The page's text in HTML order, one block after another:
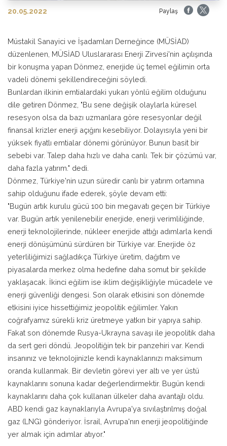
20.05.2022 Paylaş
Müstakil Sanayici ve İşadamları Derneğince (MÜSİAD)
düzenlenen, MÜSİAD Uluslararası Enerji Zirvesi'nin açılışında
bir konuşma yapan Dönmez, enerjide üç temel eğilimin orta
vadeli dönemi şekillendireceğini söyledi.
Bunlardan ilkinin emtialardaki yukarı yönlü eğilim olduğunu
dile getiren Dönmez, "Bu sene değişik olaylarla küresel
resesyon olsa da bazı uzmanlara göre resesyonlar değil
finansal krizler enerji açığını kesebiliyor. Dolayısıyla yeni bir
yüksek fiyatlı emtialar dönemi görünüyor. Bunun basit bir
sebebi var. Talep daha hızlı ve daha canlı. Tek bir çözümü var,
daha fazla yatırım." dedi.
Dönmez, Türkiye'nin uzun süredir canlı bir yatırım ortamına
sahip olduğunu ifade ederek, şöyle devam etti:
"Bugün artık kurulu gücü 100 bin megavatı geçen bir Türkiye
var. Bugün artık yenilenebilir enerjide, enerji verimliliğinde,
enerji teknolojilerinde, nükleer enerjide attığı adımlarla kendi
enerji dönüşümünü sürdüren bir Türkiye var. Enerjide öz
yeterliliğimizi sağladıkça Türkiye üretim, dağıtım ve
piyasalarda merkez olma hedefine daha somut bir şekilde
yaklaşacak. İkinci eğilim ise iklim değişikliğiyle mücadele ve
enerji güvenliği dengesi. Son olarak etkisini son dönemde
etkisini iyice hissettiğimiz jeopolitik eğilimler. Yakın
coğrafyamız sürekli kriz üretmeye yatkın bir yapıya sahip.
Fakat son dönemde Rusya-Ukrayna savaşı ile jeopolitik daha
da sert geri döndü. Jeopolitiğin tek bir panzehiri var. Kendi
insanınız ve teknolojinizle kendi kaynaklarınızı maksimum
oranda kullanmak. Bir devletin görevi yer altı ve yer üstü
kaynaklarını sonuna kadar değerlendirmektir. Bugün kendi
kaynaklarını daha çok kullanan ülkeler daha avantajlı oldu.
ABD kendi gaz kaynaklarıyla Avrupa'ya sıvılaştırılmış doğal
gaz (LNG) gönderiyor. İsrail, Avrupa'nın enerji jeopolitiğinde
yer almak için adımlar atıyor."